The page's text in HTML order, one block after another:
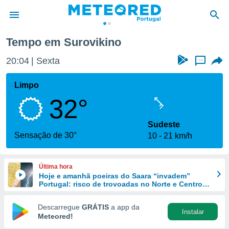
da
foi
fornecidas
a este
das
e
forma
digital
Tempo em Surovikino
20:04 Sexta ...
Limpo
32°
Sensação de 30°
Sudeste
10
21 km/h
Última hora
Hoje e amanhã poeiras do Saara “invadem”
Portugal: risco de trovoadas no Norte e Centro
Descarregue GRÁTIS a app da
Meteored!
Instalar